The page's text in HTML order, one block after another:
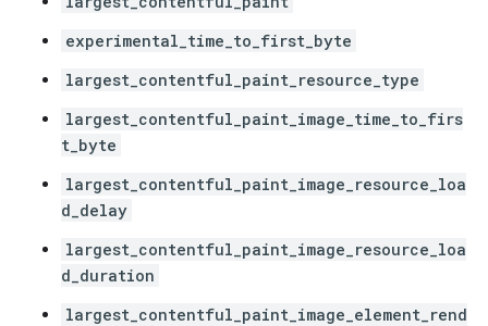
experimental_time_to_first_byte
largest_contentful_paint_resource_type
largest_contentful_paint_image_time_to_firs
t_byte
largest_contentful_paint_image_resource_loa
d_delay
largest_contentful_paint_image_resource_loa
d_duration
largest_contentful_paint_image_element_rend